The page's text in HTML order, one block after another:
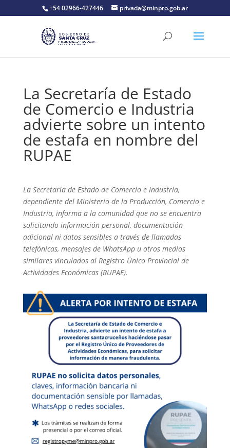
+54 02966-427446 privada@minpro.gob.ar
La Secretaría de Estado
de Comercio e Industria
advierte sobre un intento
de estafa en nombre del
RUPAE
La Secretaría de Estado de Comercio e Industria,
dependiente del Ministerio de la Producción, Comercio e
Industria, informa a la comunidad que no se encuentra
solicitando información personal, documentación
adicional ni datos sensibles a través de llamadas
telefónicas, mensajes de WhatsApp u otros medios
similares vinculados al Registro Único Provincial de
Actividades Económicas (RUPAE).